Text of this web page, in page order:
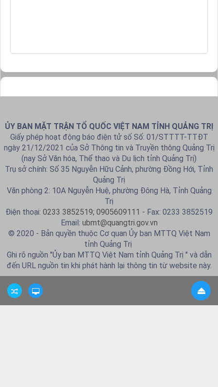
ỦY BAN MẶT TRẬN TỔ QUỐC VIỆT NAM TỈNH QUẢNG TRỊ
Giấy phép hoạt động báo điện tử số Số: 01/STTTT-TTĐT
ngày 21/12/2021 của Sở Thông tin và Truyền thông Quảng Trị
(nay Sở Văn hóa, Thể thao và Du lịch tỉnh Quảng Trị)
Trụ sở chính: Số 35 Nguyễn Hữu Cảnh, phường Đồng Hới, Tỉnh
Quảng Trị
Văn phòng 2: 10A Nguyễn Huệ, phường Đông Hà, Tỉnh Quảng
Trị
Điện thoại: 0233 3852519; 0905609111 - Fax: 0233 3852519
Email: ubmt@quangtri.gov.vn
© 2020 - Bản quyền thuộc Cơ quan Ủy ban MTTQ Việt Nam
tỉnh Quảng Trị
Ghi rõ nguồn "Ủy ban MTTQ Việt Nam tỉnh Quảng Trị " và dẫn
đến URL nguồn tin khi phát hành lại thông tin từ website này.